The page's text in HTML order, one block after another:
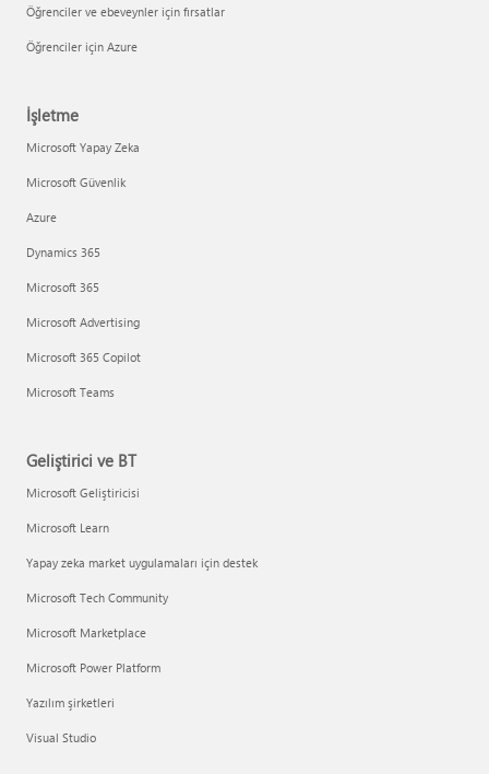
Öğrenciler ve ebeveynler için fırsatlar
Öğrenciler için Azure
İşletme
Microsoft Yapay Zeka
Microsoft Güvenlik
Azure
Dynamics 365
Microsoft 365
Microsoft Advertising
Microsoft 365 Copilot
Microsoft Teams
Geliştirici ve BT
Microsoft Geliştiricisi
Microsoft Learn
Yapay zeka market uygulamaları için destek
Microsoft Tech Community
Microsoft Marketplace
Microsoft Power Platform
Yazılım şirketleri
Visual Studio